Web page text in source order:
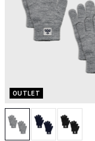
OUTLET